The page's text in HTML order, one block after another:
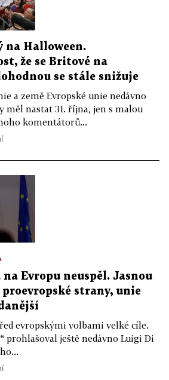
na Halloween.
že se Britové na
se stále snižuje
a země Evropské unie nedávno
měl nastat 31. října, jen s malou
komentátorů...
Evropu neuspěl. Jasnou
strany, unie
evropskými volbami velké cíle.
prohlašoval ještě nedávno Luigi Di